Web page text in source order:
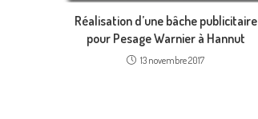
Réalisation d’une bâche publicitaire
pour Pesage Warnier à Hannut
13 novembre 2017